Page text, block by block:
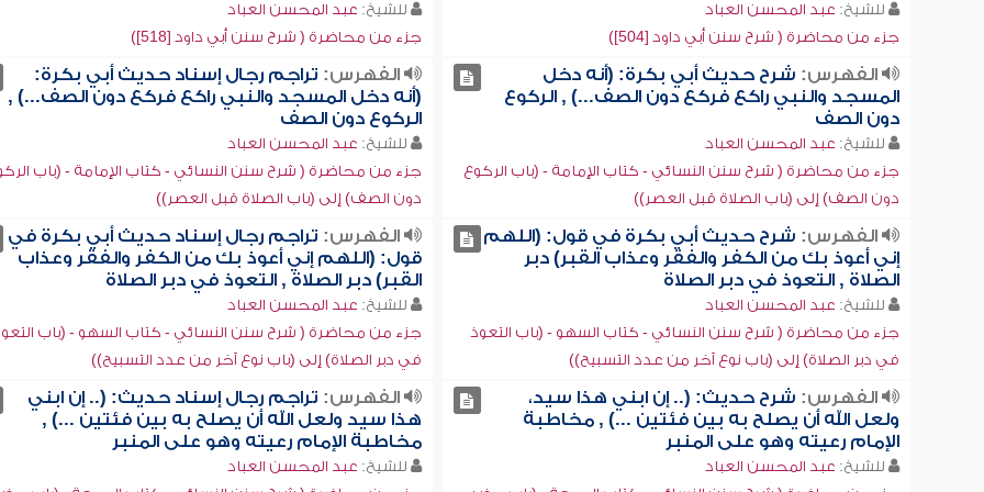
للشيخ: عبد المحسن العباد
جزء من محاضرة ( شرح سنن أبي داود [504])
للشيخ: عبد المحسن العباد
جزء من محاضرة ( شرح سنن أبي داود [518])
الفهرس: شرح حديث أبي بكرة: (أنه دخل
المسجد والنبي راكع فركع دون الصف...) , الركوع
دون الصف
للشيخ: عبد المحسن العباد
جزء من محاضرة ( شرح سنن النسائي - كتاب الإمامة - (باب الركوع
دون الصف) إلى (باب الصلاة قبل العصر))
الفهرس: تراجم رجال إسناد حديث أبي بكرة:
(أنه دخل المسجد والنبي راكع فركع دون الصف...) ,
الركوع دون الصف
للشيخ: عبد المحسن العباد
جزء من محاضرة ( شرح سنن النسائي - كتاب الإمامة - (باب
دون الصف) إلى (باب الصلاة قبل العصر))
الفهرس: شرح حديث أبي بكرة في قول: (اللهم
إني أعوذ بك من الكفر والفقر وعذاب القبر) دبر
الصلاة , التعوذ في دبر الصلاة
للشيخ: عبد المحسن العباد
جزء من محاضرة ( شرح سنن النسائي - كتاب السهو - (باب التعوذ
في دبر الصلاة) إلى (باب نوع آخر من عدد التسبيح))
الفهرس: تراجم رجال إسناد حديث أبي بكرة في
قول: (اللهم إني أعوذ بك من الكفر والفقر وعذاب
القبر) دبر الصلاة , التعوذ في دبر الصلاة
للشيخ: عبد المحسن العباد
جزء من محاضرة ( شرح سنن النسائي - كتاب السهو - (باب
في دبر الصلاة) إلى (باب نوع آخر من عدد التسبيح))
الفهرس: شرح حديث: (.. إن ابني هذا سيد،
ولعل الله أن يصلح به بين فئتين ...) , مخاطبة
الإمام رعيته وهو على المنبر
للشيخ: عبد المحسن العباد
الفهرس: تراجم رجال إسناد حديث: (.. إن ابني
هذا سيد ولعل الله أن يصلح به بين فئتين ...) ,
مخاطبة الإمام رعيته وهو على المنبر
للشيخ: عبد المحسن العباد